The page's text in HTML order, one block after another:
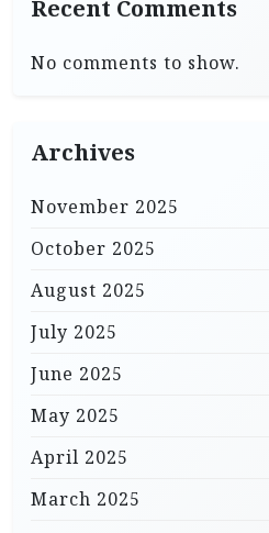
Recent Comments
No comments to show.
Archives
November 2025
October 2025
August 2025
July 2025
June 2025
May 2025
April 2025
March 2025